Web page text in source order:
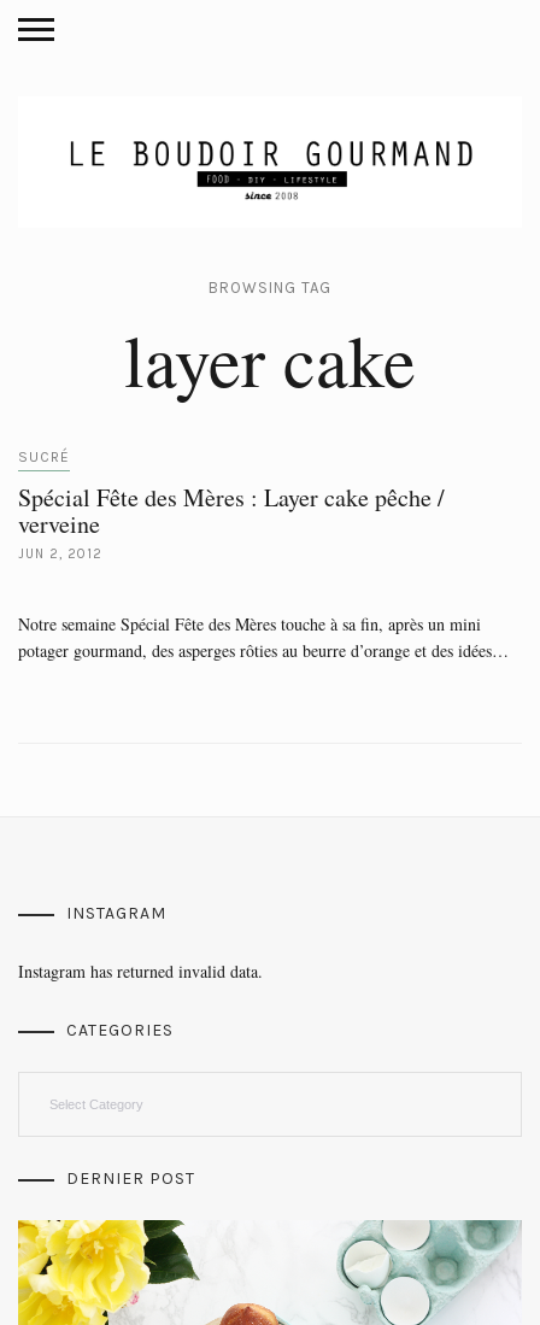
BROWSING TAG
layer cake
SUCRÉ
Spécial Fête des Mères : Layer cake pêche /
verveine
JUN 2, 2012
Notre semaine Spécial Fête des Mères touche à sa fin, après un mini
potager gourmand, des asperges rôties au beurre d’orange et des idées…
INSTAGRAM
Instagram has returned invalid data.
CATEGORIES
DERNIER POST